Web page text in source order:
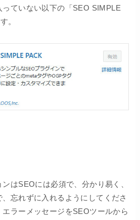
ていない以下の「SEO SIMPLE
。
はSEOには必須で、分かり易く、
忘れずに入れるようにしてくださ
ラーメッセージをSEOツールから